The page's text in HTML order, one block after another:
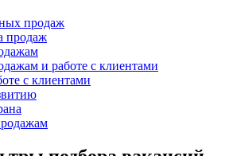
продаж
продаж
и работе с клиентами
с клиентами